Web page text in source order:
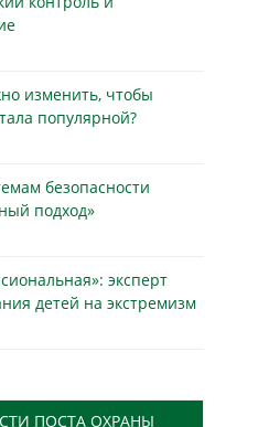
изменить, чтобы
популярной?
безопасности
подход»
эксперт
детей на экстремизм
ПОСТА ОХРАНЫ